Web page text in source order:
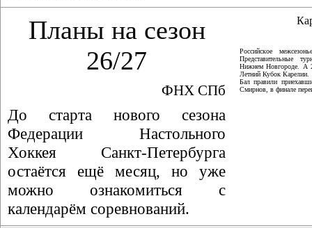
Планы на сезон
26/27
ФНХ СПб
До старта нового сезона
Федерации Настольного
Хоккея Санкт-Петербурга
остаётся ещё месяц, но уже
можно ознакомиться с
календарём соревнований.
Российское
Представительные
Нижнем Новгороде. А
Летний Кубок Карелии.
Бал правили
Смирнов, в финале